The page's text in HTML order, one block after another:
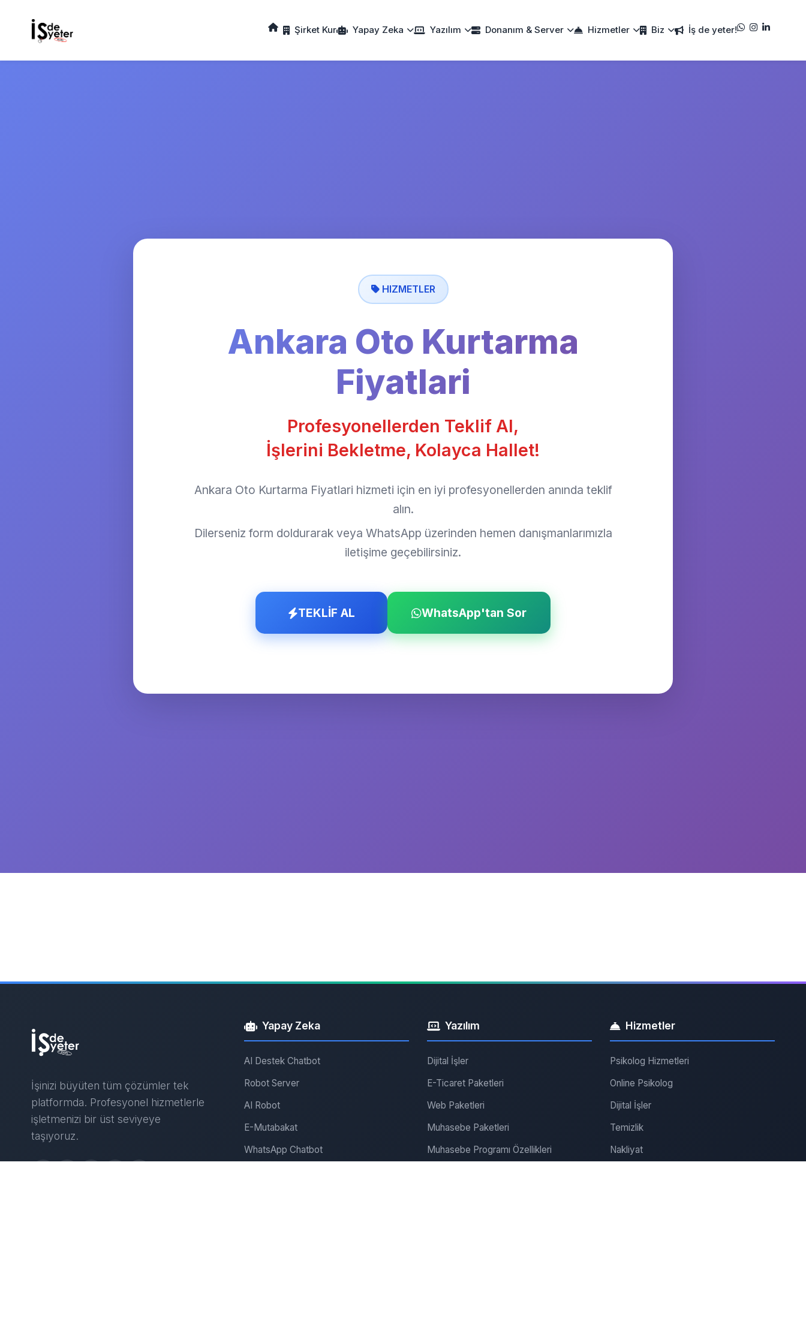
Şirket Kur Yapay Zeka Yazılım Donanım & Server Hizmetler Biz İş de yeter!
HIZMETLER
Ankara Oto Kurtarma
Fiyatlari
Profesyonellerden Teklif Al,
İşlerini Bekletme, Kolayca Hallet!
Ankara Oto Kurtarma Fiyatlari hizmeti için en iyi profesyonellerden anında teklif
alın.
Dilerseniz form doldurarak veya WhatsApp üzerinden hemen danışmanlarımızla
iletişime geçebilirsiniz.
TEKLİF AL WhatsApp'tan Sor
İşinizi büyüten tüm çözümler tek
platformda. Profesyonel hizmetlerle
işletmenizi bir üst seviyeye
taşıyoruz.
Yapay Zeka
AI Destek Chatbot
Robot Server
AI Robot
E-Mutabakat
WhatsApp Chatbot
Yazılım
Dijital İşler
E-Ticaret Paketleri
Web Paketleri
Muhasebe Paketleri
Muhasebe Programı Özellikleri
Hizmetler
Psikolog Hizmetleri
Online Psikolog
Dijital İşler
Temizlik
Nakliyat